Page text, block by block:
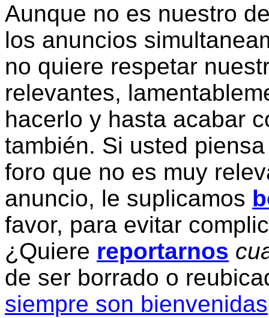
Aunque no es nuestro
los anuncios
no quiere respetar
relevantes,
hacerlo y hasta acabar
también. Si usted
foro que no es muy
anuncio, le suplicamos
favor, para evitar
¿Quiere reportarnos
de ser borrado o
siempre son bienvenidas